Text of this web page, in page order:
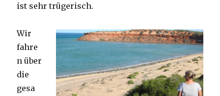
ist sehr trügerisch.
Wir
fahre
n über
die
gesa